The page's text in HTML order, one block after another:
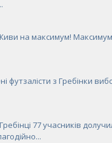
на максимум! Максимум
футзалісти з Гребінки
77 учасників